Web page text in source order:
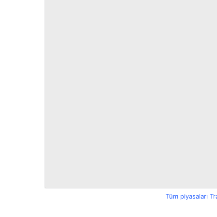
Tüm piyasaları